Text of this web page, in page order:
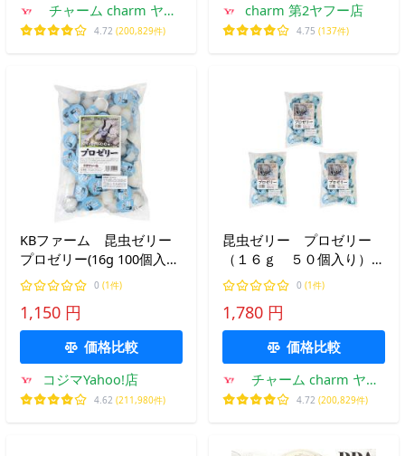
チャーム charm ヤフ
ー店
4.72 (200,829件)
charm 第2ヤフー店
4.75 (137件)
KBファーム 昆虫ゼリー
プロゼリー(16g 100個入
り) 3721
0 (1件)
1,150 円
価格比較
コジマYahoo!店
4.62 (211,980件)
昆虫ゼリー プロゼリー
（１６ｇ ５０個入り）×
３ カブトムシ・クワガタ
用 高タンパク！硬め仕上
げ！ブリードに最適！ お
一人様２点限り
0 (1件)
1,780 円
価格比較
チャーム charm ヤフ
ー店
4.72 (200,829件)